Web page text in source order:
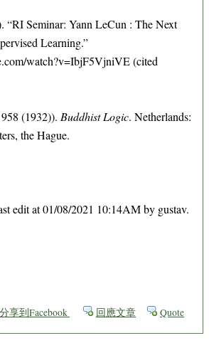
“RI Seminar: Yann LeCun : The Next
Learning.”
watch?v=IbjF5VjniVE (cited
(1932)). Buddhist Logic. Netherlands:
the Hague.
edit at 01/08/2021 10:14AM by gustav.
分享到Facebook 回應文章 Quote